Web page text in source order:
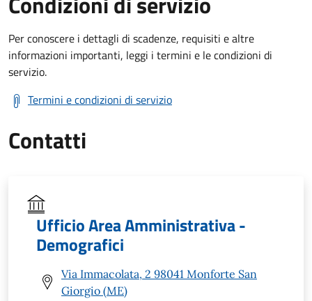
Per conoscere i dettagli di scadenze, requisiti e altre
informazioni importanti, leggi i termini e le condizioni di
servizio.
Termini e condizioni di servizio
Contatti
Ufficio Area Amministrativa -
Demografici
Via Immacolata, 2 98041 Monforte San
Giorgio (ME)